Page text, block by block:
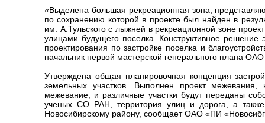
«Выделена большая рекреационная зона,
по сохранению которой в проекте был найден в
им. А.Тульского с лыжней в рекреационной зоне
улицами будущего поселка. Конструктивное
проектирования по застройке поселка и
начальник первой мастерской генерального плана
Утверждена общая планировочная концепция
земельных участков. Выполнен проект
межевание, и различные участки будут переданы
ученых СО РАН, территория улиц и дорога, а
Новосибирскому району, сообщает ОАО «ПИ